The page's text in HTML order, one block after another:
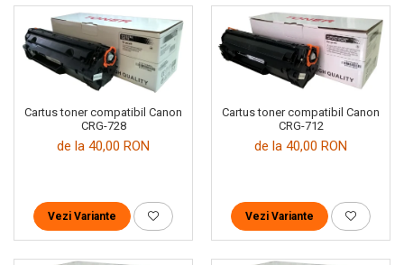
Cartus toner compatibil Canon
CRG-728
de la 40,00 RON
Vezi Variante
Cartus toner compatibil Canon
CRG-712
de la 40,00 RON
Vezi Variante